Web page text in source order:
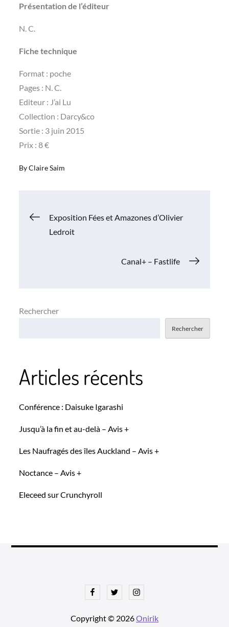
Présentation de l’éditeur
N. C.
Fiche technique
Format : poche
Pages : N. C.
Editeur : J’ai Lu
Collection : Darcy&co
Sortie : 3 juin 2015
Prix : 8 €
ByClaire Saim
Navigation
Exposition Fées et Amazones d’Olivier
Ledroit
Canal+ – Fastlife
Rechercher
Rechercher
Articles récents
Conférence : Daisuke Igarashi
Jusqu’à la fin et au-delà – Avis +
Les Naufragés des îles Auckland – Avis +
Noctance – Avis +
Eleceed sur Crunchyroll
FacebookTwitterInstagram
Copyright © 2026Onirik